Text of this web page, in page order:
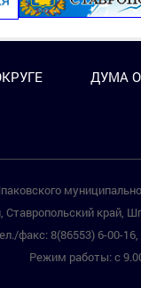
ДУМА
Ставропольский край,
факс: 8(86553) 6-00-
Режим работы: с